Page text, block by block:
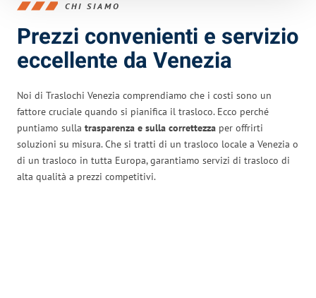
CHI SIAMO
Prezzi convenienti e servizio
eccellente da Venezia
Noi di Traslochi Venezia comprendiamo che i costi sono un
fattore cruciale quando si pianifica il trasloco. Ecco perché
puntiamo sulla trasparenza e sulla correttezza per offrirti
soluzioni su misura. Che si tratti di un trasloco locale a Venezia o
di un trasloco in tutta Europa, garantiamo servizi di trasloco di
alta qualità a prezzi competitivi.